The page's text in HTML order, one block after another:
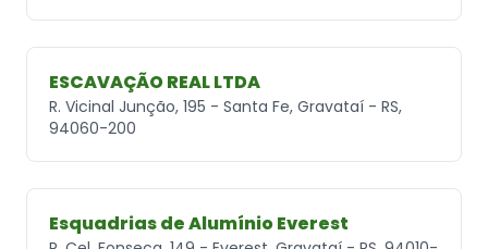
ESCAVAÇÃO REAL LTDA
R. Vicinal Junção, 195 - Santa Fe, Gravataí - RS,
94060-200
Esquadrias de Alumínio Everest